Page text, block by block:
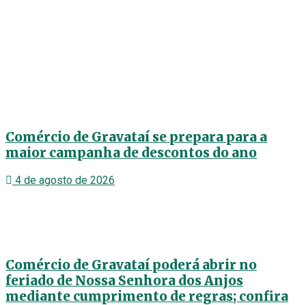
Comércio de Gravataí se prepara para a
maior campanha de descontos do ano
4 de agosto de 2026
Comércio de Gravataí poderá abrir no
feriado de Nossa Senhora dos Anjos
mediante cumprimento de regras; confira